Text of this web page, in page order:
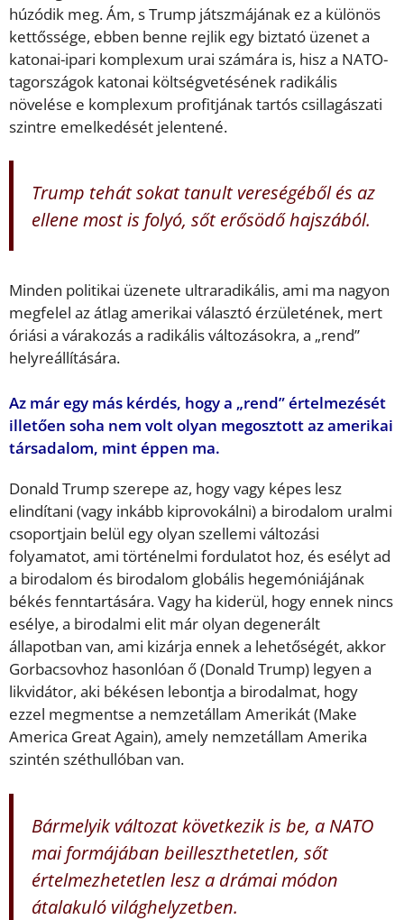
húzódik meg. Ám, s Trump játszmájának ez a különös
kettőssége, ebben benne rejlik egy biztató üzenet a
katonai-ipari komplexum urai számára is, hisz a NATO-
tagországok katonai költségvetésének radikális
növelése e komplexum profitjának tartós csillagászati
szintre emelkedését jelentené.
Trump tehát sokat tanult vereségéből és az
ellene most is folyó, sőt erősödő hajszából.
Minden politikai üzenete ultraradikális, ami ma nagyon
megfelel az átlag amerikai választó érzületének, mert
óriási a várakozás a radikális változásokra, a „rend”
helyreállítására.
Az már egy más kérdés, hogy a „rend” értelmezését
illetően soha nem volt olyan megosztott az amerikai
társadalom, mint éppen ma.
Donald Trump szerepe az, hogy vagy képes lesz
elindítani (vagy inkább kiprovokálni) a birodalom uralmi
csoportjain belül egy olyan szellemi változási
folyamatot, ami történelmi fordulatot hoz, és esélyt ad
a birodalom és birodalom globális hegemóniájának
békés fenntartására. Vagy ha kiderül, hogy ennek nincs
esélye, a birodalmi elit már olyan degenerált
állapotban van, ami kizárja ennek a lehetőségét, akkor
Gorbacsovhoz hasonlóan ő (Donald Trump) legyen a
likvidátor, aki békésen lebontja a birodalmat, hogy
ezzel megmentse a nemzetállam Amerikát (Make
America Great Again), amely nemzetállam Amerika
szintén széthullóban van.
Bármelyik változat következik is be, a NATO
mai formájában beilleszthetetlen, sőt
értelmezhetetlen lesz a drámai módon
átalakuló világhelyzetben.